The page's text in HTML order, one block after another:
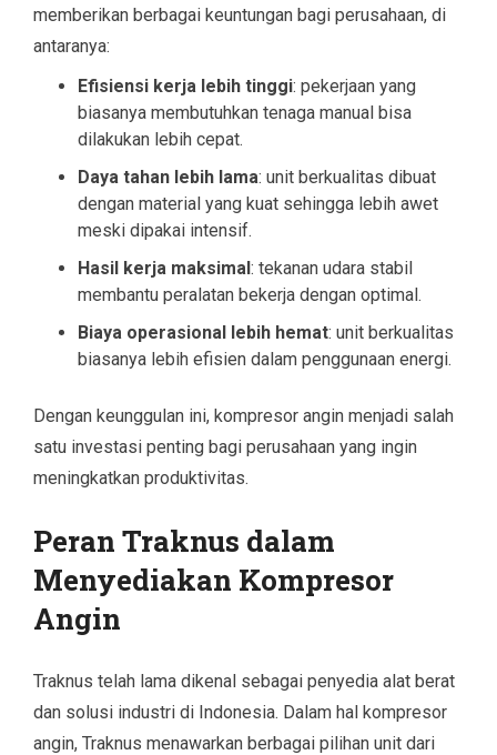
memberikan berbagai keuntungan bagi perusahaan, di
antaranya:
Efisiensi kerja lebih tinggi: pekerjaan yang
biasanya membutuhkan tenaga manual bisa
dilakukan lebih cepat.
Daya tahan lebih lama: unit berkualitas dibuat
dengan material yang kuat sehingga lebih awet
meski dipakai intensif.
Hasil kerja maksimal: tekanan udara stabil
membantu peralatan bekerja dengan optimal.
Biaya operasional lebih hemat: unit berkualitas
biasanya lebih efisien dalam penggunaan energi.
Dengan keunggulan ini, kompresor angin menjadi salah
satu investasi penting bagi perusahaan yang ingin
meningkatkan produktivitas.
Peran Traknus dalam
Menyediakan Kompresor
Angin
Traknus telah lama dikenal sebagai penyedia alat berat
dan solusi industri di Indonesia. Dalam hal kompresor
angin, Traknus menawarkan berbagai pilihan unit dari